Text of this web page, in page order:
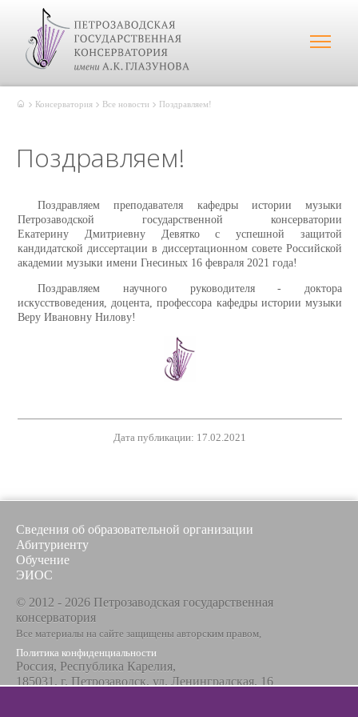
Консерватория Все новости Поздравляем!
Поздравляем!
Поздравляем преподавателя кафедры истории музыки
Петрозаводской государственной консерватории
Екатерину Дмитриевну Девятко с успешной защитой
кандидатской диссертации в диссертационном совете Российской
академии музыки имени Гнесиных 16 февраля 2021 года!
Поздравляем научного руководителя - доктора
искусствоведения, доцента, профессора кафедры истории музыки
Веру Ивановну Нилову!
Дата публикации: 17.02.2021
Сведения об образовательной организации
Абитуриенту
Обучение
ЭИОС
© 2012 - 2026 Петрозаводская государственная
консерватория
Все материалы на сайте защищены авторским правом,
Политика конфиденциальности
Россия, Республика Карелия,
185031, г. Петрозаводск, ул. Ленинградская, 16